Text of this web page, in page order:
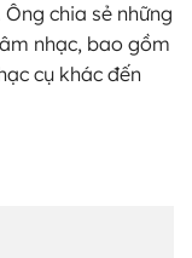
chia sẻ những
nhạc, bao gồm
cụ khác đến